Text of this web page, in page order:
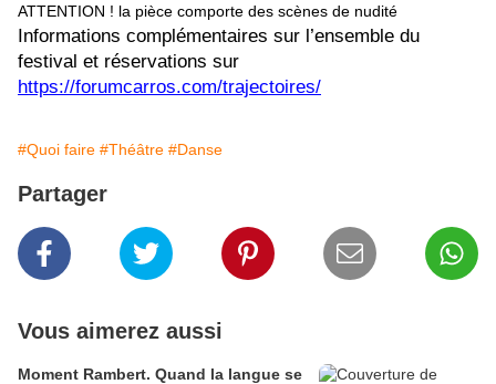
ATTENTION ! la pièce comporte des scènes de nudité
Informations complémentaires sur l’ensemble du
festival et réservations sur
https://forumcarros.com/trajectoires/
#Quoi faire #Théâtre #Danse
Partager
Vous aimerez aussi
Moment Rambert. Quand la langue se